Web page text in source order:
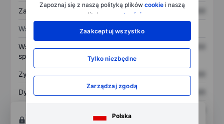
Zapoznaj się z naszą polityką plików cookiei naszą
polityką
prywatności
Zaakceptuj wszystko
Tylko niezbędne
Zarządzaj zgodą
Polska
Zadłużenie ogółem XXXXXXX XXXXXXX
Wskaźniki
Współczynnik cena do
sprzedaży
XXXXXXX XXXXXXX
Zysk na akcję XXXXXXX XXXXXXX
Dywidenda na akcję XXXXXXX XXXXXXX
własnego
Otwórz konto
aby uzyskać dostęp do większej